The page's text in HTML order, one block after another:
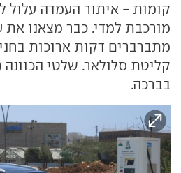
קומות - איתור העמדה עלול
מורכבת למדי. כבר מצאנו את
מתברברים דקות ארוכות
קליטת סלולאר. שלטי הכוונה
בברכה.